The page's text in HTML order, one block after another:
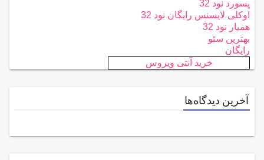
پسورد نود 32
اوکلی لایسنس رایگان نود 32
همیار نود 32
بهترین سئو
رایگان
خرید آنتی ویروس
آخرین دیدگاه‌ها